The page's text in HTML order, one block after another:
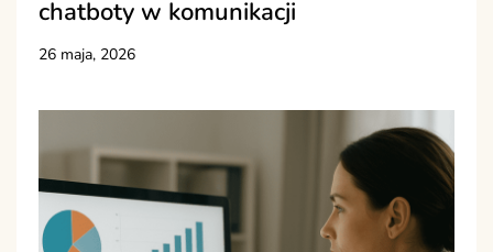
chatboty w komunikacji
26 maja, 2026